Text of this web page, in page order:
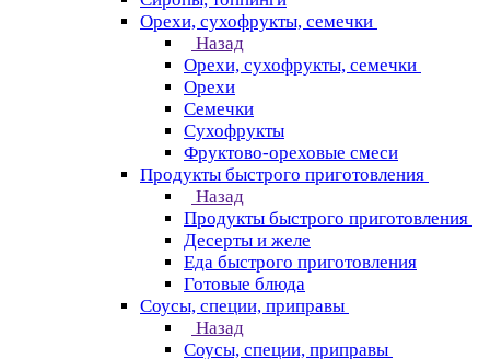
Орехи, сухофрукты, семечки
Назад
Орехи, сухофрукты, семечки
Орехи
Семечки
Сухофрукты
Фруктово-ореховые смеси
Продукты быстрого приготовления
Назад
Продукты быстрого приготовления
Десерты и желе
Еда быстрого приготовления
Готовые блюда
Соусы, специи, приправы
Назад
Соусы, специи, приправы